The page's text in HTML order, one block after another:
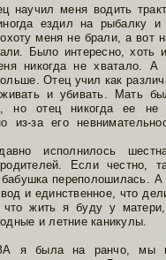
научил меня водить
ездил на рыбалку и
меня не брали, а вот
Было интересно, хоть
никогда не хватало. А
Отец учил как
и убивать. Мать
но отец никогда ее не
из-за его
исполнилось
Если честно,
переполошилась. А
и единственное, что
что жить я буду у
и летние каникулы.
я была на ранчо, мы